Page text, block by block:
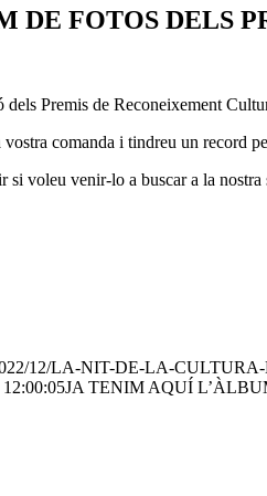
DE FOTOS DELS
Premis de Reconeixement
comanda i tindreu un record
voleu venir-lo a buscar a la
12/LA-NIT-DE-LA-
JA TENIM AQUÍ